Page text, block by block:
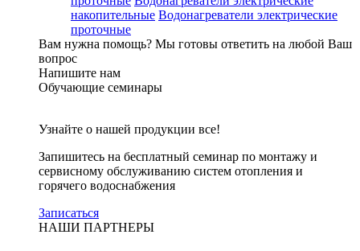
накопительные Водонагреватели электрические
проточные
Вам нужна помощь? Мы готовы ответить на любой Ваш
вопрос
Напишите нам
Обучающие семинары
Узнайте о нашей продукции все!
Запишитесь на бесплатный семинар по монтажу и
сервисному обслуживанию систем отопления и
горячего водоснабжения
Записаться
НАШИ ПАРТНЕРЫ